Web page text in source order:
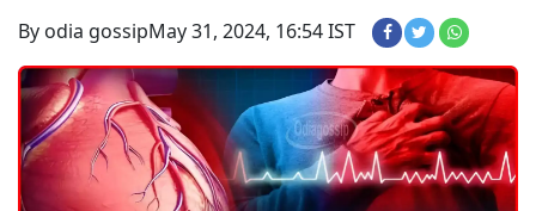
By odia gossipMay 31, 2024, 16:54 IST